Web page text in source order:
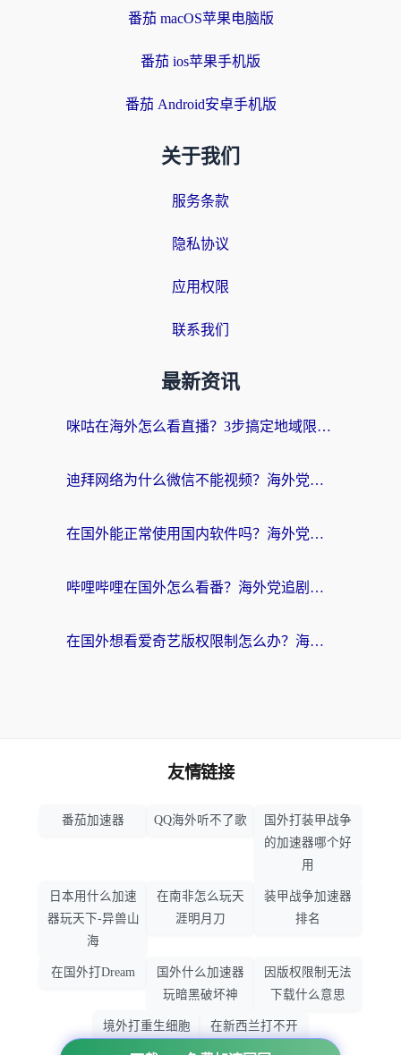
番茄 macOS苹果电脑版
番茄 ios苹果手机版
番茄 Android安卓手机版
关于我们
服务条款
隐私协议
应用权限
联系我们
最新资讯
咪咕在海外怎么看直播？3步搞定地域限制，还能畅看腾讯视频与国内热剧
迪拜网络为什么微信不能视频？海外党必看的回国加速全攻略
在国外能正常使用国内软件吗？海外党亲测有效的无缝访问指南
哔哩哔哩在国外怎么看番？海外党追剧看片的终极解决方案
在国外想看爱奇艺版权限制怎么办？海外华人必看的追剧自由指南
友情链接
番茄加速器 QQ海外听不了歌
国外打装甲战争
的加速器哪个好
用
日本用什么加速
器玩天下-异兽山
海
在南非怎么玩天
涯明月刀
装甲战争加速器
排名
在国外打Dream
国外什么加速器
玩暗黑破坏神
因版权限制无法
下载什么意思
境外打重生细胞
加速器哪个好
在新西兰打不开
大智慧怎么办